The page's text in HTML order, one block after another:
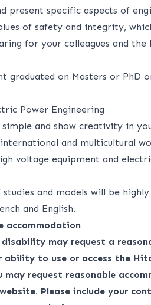
present specific aspects of
of safety and integrity,
for your colleagues and the
graduated on Masters or PhD
Power Engineering
simple and show creativity in
and multicultural
voltage equipment and
studies and models will be
and English.
accommodation
may request a
ability to use or access the
request reasonable
Please include your